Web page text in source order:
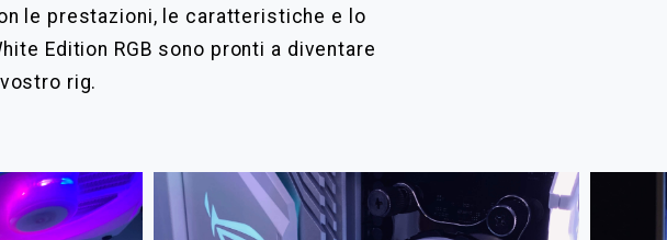
le prestazioni, le caratteristiche e lo
Edition RGB sono pronti a diventare
rig.